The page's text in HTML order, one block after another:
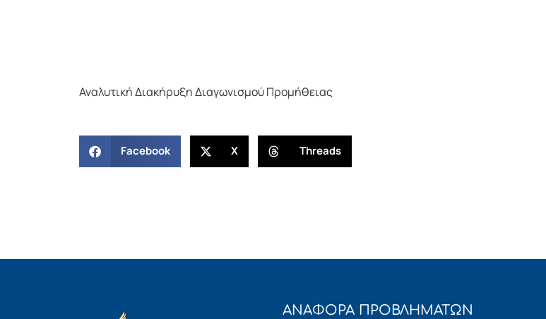
Αναλυτική Διακήρυξη Διαγωνισμού Προμήθειας
Facebook X Threads
ΑΝΑΦΟΡΑ ΠΡΟΒΛΗΜΑΤΩΝ